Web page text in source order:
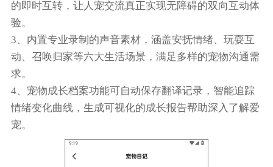
的即时互转，让人宠交流真正实现无障碍的双向互动体
验。
3、内置专业录制的声音素材，涵盖安抚情绪、玩耍互
动、召唤归家等六大生活场景，满足多样的宠物沟通需
求。
4、宠物成长档案功能可自动保存翻译记录，智能追踪
情绪变化曲线，生成可视化的成长报告帮助深入了解爱
宠。